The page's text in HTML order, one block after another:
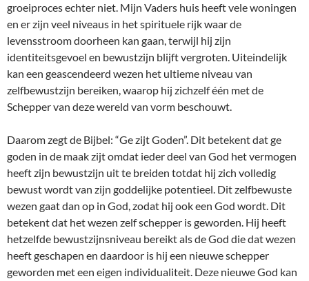
groeiproces echter niet. Mijn Vaders huis heeft vele woningen
en er zijn veel niveaus in het spirituele rijk waar de
levensstroom doorheen kan gaan, terwijl hij zijn
identiteitsgevoel en bewustzijn blijft vergroten. Uiteindelijk
kan een geascendeerd wezen het ultieme niveau van
zelfbewustzijn bereiken, waarop hij zichzelf één met de
Schepper van deze wereld van vorm beschouwt.
Daarom zegt de Bijbel: “Ge zijt Goden”. Dit betekent dat ge
goden in de maak zijt omdat ieder deel van God het vermogen
heeft zijn bewustzijn uit te breiden totdat hij zich volledig
bewust wordt van zijn goddelijke potentieel. Dit zelfbewuste
wezen gaat dan op in God, zodat hij ook een God wordt. Dit
betekent dat het wezen zelf schepper is geworden. Hij heeft
hetzelfde bewustzijnsniveau bereikt als de God die dat wezen
heeft geschapen en daardoor is hij een nieuwe schepper
geworden met een eigen individualiteit. Deze nieuwe God kan